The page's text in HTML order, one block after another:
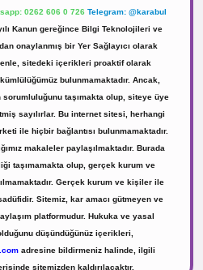
0262 606 0 726 Telegram: @karabul
Kanun gereğince Bilgi Teknolojileri ve
onaylanmış bir Yer Sağlayıcı olarak
sitedeki içerikleri proaktif olarak
bulunmamaktadır. Ancak,
taşımakta olup, siteye üye
sayılırlar. Bu internet sitesi, herhangi
ile hiçbir bağlantısı bulunmamaktadır.
makaleler paylaşılmaktadır. Burada
taşımamakta olup, gerçek kurum ve
Gerçek kurum ve kişiler ile
Sitemiz, kar amacı gütmeyen ve
platformudur. Hukuka ve yasal
düşündüğünüz içerikleri,
adresine bildirmeniz halinde, ilgili
sitemizden kaldırılacaktır.